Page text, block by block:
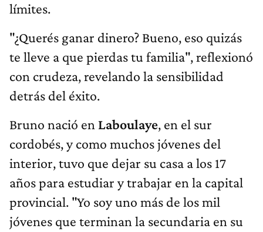
límites.
"¿Querés ganar dinero? Bueno, eso quizás
te lleve a que pierdas tu familia", reflexionó
con crudeza, revelando la sensibilidad
detrás del éxito.
Bruno nació en Laboulaye, en el sur
cordobés, y como muchos jóvenes del
interior, tuvo que dejar su casa a los 17
años para estudiar y trabajar en la capital
provincial. "Yo soy uno más de los mil
jóvenes que terminan la secundaria en su